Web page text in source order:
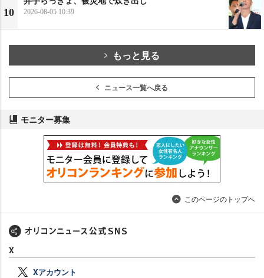
10 2026-08-05 10:39
もっと見る
ニュース一覧へ戻る
モニター募集
このページのトップへ
X
Xアカウント